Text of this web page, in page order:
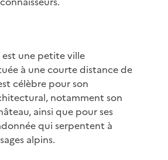
est une petite ville
à une courte distance de
célèbre pour son
notamment son
ainsi que pour ses
qui serpentent à
alpins.